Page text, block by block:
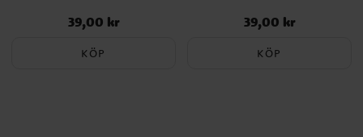
Pris:39,00 kr
39,00 kr
KÖP
Pris:39,00 kr
39,00 kr
KÖP